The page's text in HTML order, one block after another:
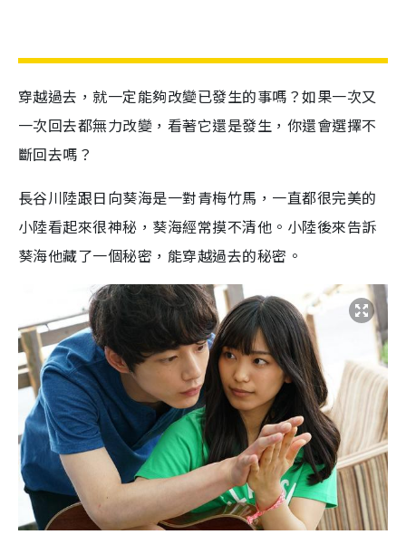
穿越過去，就一定能夠改變已發生的事嗎？如果一次又
一次回去都無力改變，看著它還是發生，你還會選擇不
斷回去嗎？
長谷川陸跟日向葵海是一對青梅竹馬，一直都很完美的
小陸看起來很神秘，葵海經常摸不清他。小陸後來告訴
葵海他藏了一個秘密，能穿越過去的秘密。